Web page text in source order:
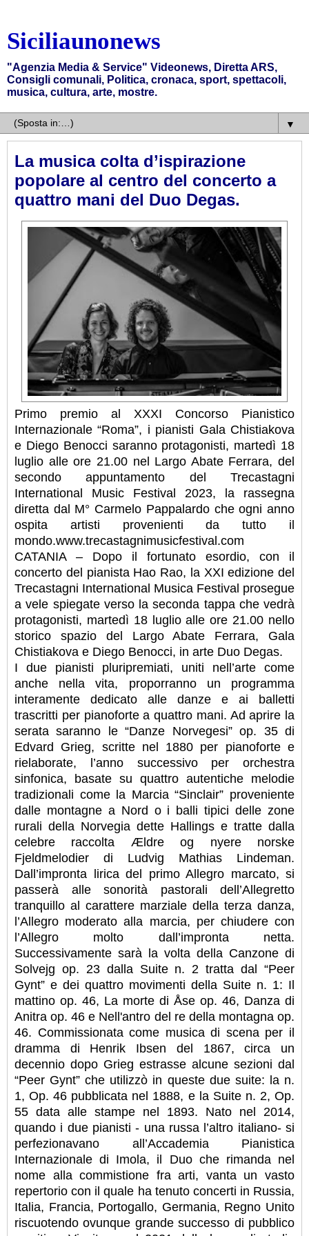
Siciliaunonews
"Agenzia Media & Service" Videonews, Diretta ARS,
Consigli comunali, Politica, cronaca, sport, spettacoli,
musica, cultura, arte, mostre.
▼
La musica colta d’ispirazione
popolare al centro del concerto a
quattro mani del Duo Degas.
Primo premio al XXXI Concorso Pianistico
Internazionale “Roma”, i pianisti Gala Chistiakova
e Diego Benocci saranno protagonisti, martedì 18
luglio alle ore 21.00 nel Largo Abate Ferrara, del
secondo appuntamento del Trecastagni
International Music Festival 2023, la rassegna
diretta dal M° Carmelo Pappalardo che ogni anno
ospita artisti provenienti da tutto il
mondo.www.trecastagnimusicfestival.com
CATANIA – Dopo il fortunato esordio, con il
concerto del pianista Hao Rao, la XXI edizione del
Trecastagni International Musica Festival prosegue
a vele spiegate verso la seconda tappa che vedrà
protagonisti, martedì 18 luglio alle ore 21.00 nello
storico spazio del Largo Abate Ferrara, Gala
Chistiakova e Diego Benocci, in arte Duo Degas.
I due pianisti pluripremiati, uniti nell’arte come
anche nella vita, proporranno un programma
interamente dedicato alle danze e ai balletti
trascritti per pianoforte a quattro mani. Ad aprire la
serata saranno le “Danze Norvegesi” op. 35 di
Edvard Grieg, scritte nel 1880 per pianoforte e
rielaborate, l’anno successivo per orchestra
sinfonica, basate su quattro autentiche melodie
tradizionali come la Marcia “Sinclair” proveniente
dalle montagne a Nord o i balli tipici delle zone
rurali della Norvegia dette Hallings e tratte dalla
celebre raccolta Ældre og nyere norske
Fjeldmelodier di Ludvig Mathias Lindeman.
Dall’impronta lirica del primo Allegro marcato, si
passerà alle sonorità pastorali dell’Allegretto
tranquillo al carattere marziale della terza danza,
l’Allegro moderato alla marcia, per chiudere con
l’Allegro molto dall’impronta netta.
Successivamente sarà la volta della Canzone di
Solvejg op. 23 dalla Suite n. 2 tratta dal “Peer
Gynt” e dei quattro movimenti della Suite n. 1: Il
mattino op. 46, La morte di Åse op. 46, Danza di
Anitra op. 46 e Nell'antro del re della montagna op.
46. Commissionata come musica di scena per il
dramma di Henrik Ibsen del 1867, circa un
decennio dopo Grieg estrasse alcune sezioni dal
“Peer Gynt” che utilizzò in queste due suite: la n.
1, Op. 46 pubblicata nel 1888, e la Suite n. 2, Op.
55 data alle stampe nel 1893. Nato nel 2014,
quando i due pianisti - una russa l’altro italiano- si
perfezionavano all’Accademia Pianistica
Internazionale di Imola, il Duo che rimanda nel
nome alla commistione fra arti, vanta un vasto
repertorio con il quale ha tenuto concerti in Russia,
Italia, Francia, Portogallo, Germania, Regno Unito
riscuotendo ovunque grande successo di pubblico